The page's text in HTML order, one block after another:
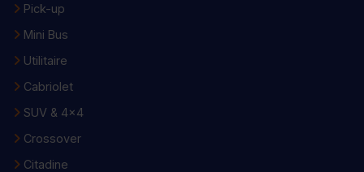
Pick-up
Mini Bus
Utilitaire
Cabriolet
SUV & 4x4
Crossover
Citadine